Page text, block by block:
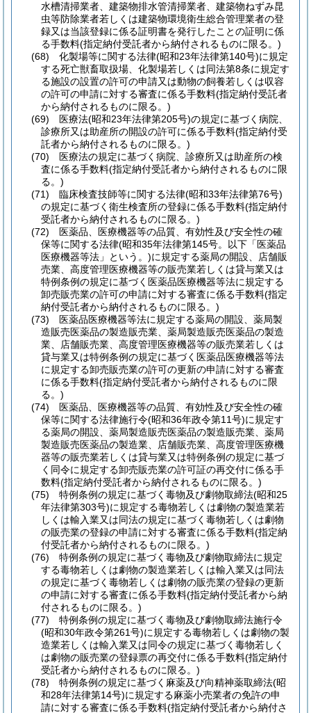
水槽清掃業者、建築物排水管清掃業者、建築物ねずみ昆
虫等防除業者若しくは建築物環境衛生総合管理業者の登
録又は当該登録に係る証明書を発行したことの証明に係
る手数料(指定納付受託者から納付されるものに限る。)
(68)
化製場等に関する法律(昭和23年法律第140号)に規定
する死亡獣畜取扱場、化製場若しくは同法第8条に規定す
る施設の設置の許可の申請又は動物の飼養若しくは収容
の許可の申請に対する審査に係る手数料(指定納付受託者
から納付されるものに限る。)
(69)
医療法(昭和23年法律第205号)の規定に基づく病院、
診療所又は助産所の開設の許可に係る手数料(指定納付受
託者から納付されるものに限る。)
(70)
医療法の規定に基づく病院、診療所又は助産所の検
査に係る手数料(指定納付受託者から納付されるものに限
る。)
(71)
臨床検査技師等に関する法律(昭和33年法律第76号)
の規定に基づく衛生検査所の登録に係る手数料(指定納付
受託者から納付されるものに限る。)
(72)
医薬品、医療機器等の品質、有効性及び安全性の確
保等に関する法律(昭和35年法律第145号。以下「医薬品
医療機器等法」という。)に規定する薬局の開設、店舗販
売業、高度管理医療機器等の販売業若しくは貸与業又は
特例条例の規定に基づく医薬品医療機器等法に規定する
卸売販売業の許可の申請に対する審査に係る手数料(指定
納付受託者から納付されるものに限る。)
(73)
医薬品医療機器等法に規定する薬局の開設、薬局製
造販売医薬品の製造販売業、薬局製造販売医薬品の製造
業、店舗販売業、高度管理医療機器等の販売業若しくは
貸与業又は特例条例の規定に基づく医薬品医療機器等法
に規定する卸売販売業の許可の更新の申請に対する審査
に係る手数料(指定納付受託者から納付されるものに限
る。)
(74)
医薬品、医療機器等の品質、有効性及び安全性の確
保等に関する法律施行令(昭和36年政令第11号)に規定す
る薬局の開設、薬局製造販売医薬品の製造販売業、薬局
製造販売医薬品の製造業、店舗販売業、高度管理医療機
器等の販売業若しくは貸与業又は特例条例の規定に基づ
く同令に規定する卸売販売業の許可証の再交付に係る手
数料(指定納付受託者から納付されるものに限る。)
(75)
特例条例の規定に基づく毒物及び劇物取締法(昭和25
年法律第303号)に規定する毒物若しくは劇物の製造業若
しくは輸入業又は同法の規定に基づく毒物若しくは劇物
の販売業の登録の申請に対する審査に係る手数料(指定納
付受託者から納付されるものに限る。)
(76)
特例条例の規定に基づく毒物及び劇物取締法に規定
する毒物若しくは劇物の製造業若しくは輸入業又は同法
の規定に基づく毒物若しくは劇物の販売業の登録の更新
の申請に対する審査に係る手数料(指定納付受託者から納
付されるものに限る。)
(77)
特例条例の規定に基づく毒物及び劇物取締法施行令
(昭和30年政令第261号)に規定する毒物若しくは劇物の製
造業若しくは輸入業又は同令の規定に基づく毒物若しく
は劇物の販売業の登録票の再交付に係る手数料(指定納付
受託者から納付されるものに限る。)
(78)
特例条例の規定に基づく麻薬及び向精神薬取締法(昭
和28年法律第14号)に規定する麻薬小売業者の免許の申
請に対する審査に係る手数料(指定納付受託者から納付さ